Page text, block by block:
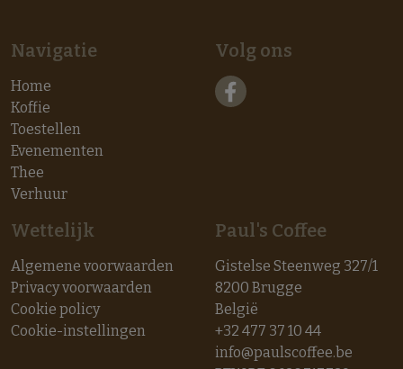
Navigatie
Home
Koffie
Toestellen
Evenementen
Thee
Verhuur
Volg ons
Wettelijk
Algemene voorwaarden
Privacy voorwaarden
Cookie policy
Cookie-instellingen
Paul's Coffee
Gistelse Steenweg 327/1
8200 Brugge
België
+32 477 37 10 44
info@paulscoffee.be